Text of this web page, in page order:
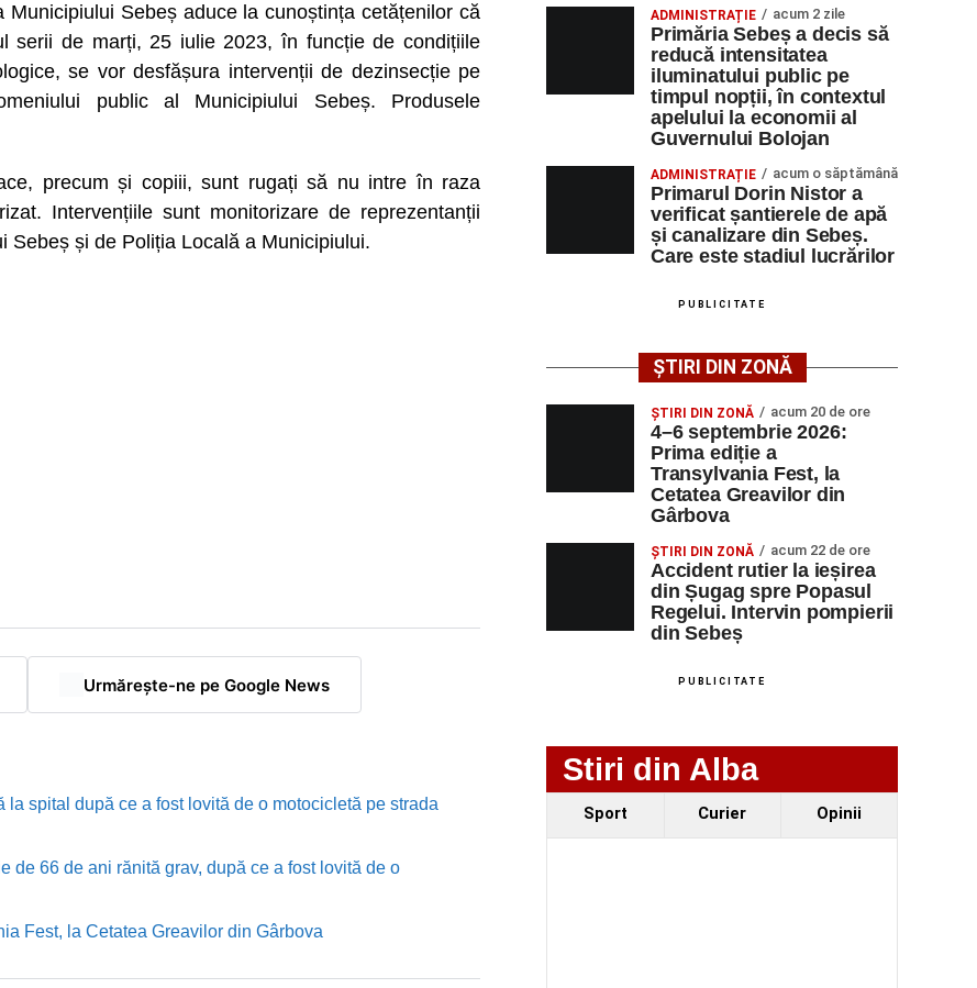
Municipiului Sebeș aduce la cunoștința cetățenilor că
serii de marți, 25 iulie 2023, în funcție de condițiile
se vor desfășura intervenții de dezinsecție pe
public al Municipiului Sebeș. Produsele
precum și copiii, sunt rugați să nu intre în raza
Intervențiile sunt monitorizare de reprezentanții
Sebeș și de Poliția Locală a Municipiului.
Urmărește-ne pe Google News
spital după ce a fost lovită de o motocicletă pe strada
de 66 de ani rănită grav, după ce a fost lovită de o
Fest, la Cetatea Greavilor din Gârbova
ADMINISTRAȚIE acum 2 zile
Primăria Sebeș a decis să
reducă intensitatea
iluminatului public pe
timpul nopții, în contextul
apelului la economii al
Guvernului Bolojan
ADMINISTRAȚIE acum o săptămână
Primarul Dorin Nistor a
verificat șantierele de apă
și canalizare din Sebeș.
Care este stadiul lucrărilor
PUBLICITATE
ȘTIRI DIN ZONĂ
ȘTIRI DIN ZONĂ acum 20 de ore
4–6 septembrie 2026:
Prima ediție a
Transylvania Fest, la
Cetatea Greavilor din
Gârbova
ȘTIRI DIN ZONĂ acum 22 de ore
Accident rutier la ieșirea
din Șugag spre Popasul
Regelui. Intervin pompierii
din Sebeș
PUBLICITATE
Stiri din Alba
Sport Curier Opinii